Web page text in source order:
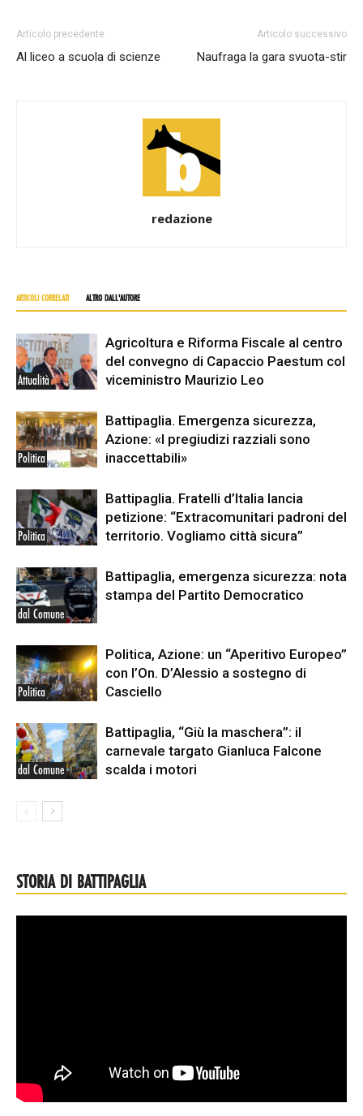
Articolo precedente
Al liceo a scuola di scienze
Articolo successivo
Naufraga la gara svuota-stir
redazione
ARTICOLI CORRELATI ALTRO DALL'AUTORE
Attualità
Agricoltura e Riforma Fiscale al centro
del convegno di Capaccio Paestum col
viceministro Maurizio Leo
Politica
Battipaglia. Emergenza sicurezza,
Azione: «I pregiudizi razziali sono
inaccettabili»
Politica
Battipaglia. Fratelli d’Italia lancia
petizione: “Extracomunitari padroni del
territorio. Vogliamo città sicura”
dal Comune
Battipaglia, emergenza sicurezza: nota
stampa del Partito Democratico
Politica
Politica, Azione: un “Aperitivo Europeo”
con l’On. D’Alessio a sostegno di
Casciello
dal Comune
Battipaglia, “Giù la maschera”: il
carnevale targato Gianluca Falcone
scalda i motori
STORIA DI BATTIPAGLIA